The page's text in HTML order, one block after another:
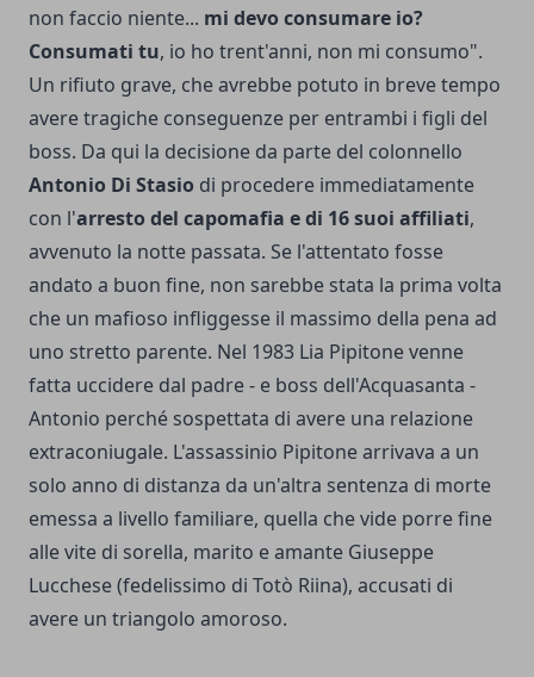
non faccio niente... mi devo consumare io?
Consumati tu, io ho trent'anni, non mi consumo".
Un rifiuto grave, che avrebbe potuto in breve tempo
avere tragiche conseguenze per entrambi i figli del
boss. Da qui la decisione da parte del colonnello
Antonio Di Stasio di procedere immediatamente
con l'arresto del capomafia e di 16 suoi affiliati,
avvenuto la notte passata. Se l'attentato fosse
andato a buon fine, non sarebbe stata la prima volta
che un mafioso infliggesse il massimo della pena ad
uno stretto parente. Nel 1983 Lia Pipitone venne
fatta uccidere dal padre - e boss dell'Acquasanta -
Antonio perché sospettata di avere una relazione
extraconiugale. L'assassinio Pipitone arrivava a un
solo anno di distanza da un'altra sentenza di morte
emessa a livello familiare, quella che vide porre fine
alle vite di sorella, marito e amante Giuseppe
Lucchese (fedelissimo di Totò Riina), accusati di
avere un triangolo amoroso.